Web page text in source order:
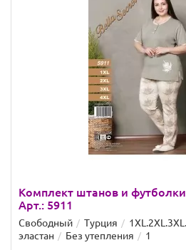
Комплект штанов и
Арт.: 5911
Свободный Турция
эластан
Без утепления 1